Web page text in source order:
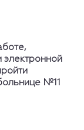
электронной
№11